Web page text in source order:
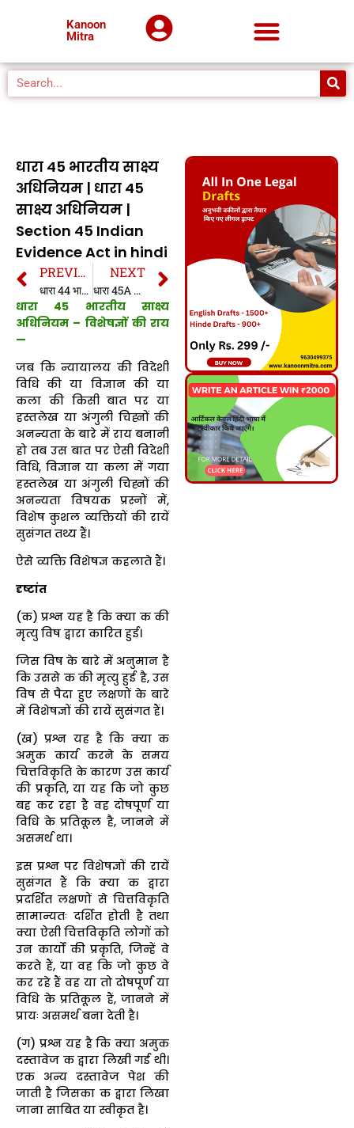
Kanoon
Mitra
धारा 45 भारतीय साक्ष्य
अधिनियम | धारा 45
साक्ष्य अधिनियम |
Section 45 Indian
Evidence Act in hindi
PREVIOUS
धारा 44 भारतीय साक्ष्य अधिनियम | धारा 44 साक्ष्य अधिनियम | Section 44 Indian Evidence Act in hindi
NEXT
धारा 45A भारतीय साक्ष्य अधिनियम | धारा 45A साक्ष्य अधिनियम | Section 45A Indian Evidence Act in hindi
धारा 45 भारतीय साक्ष्य
अधिनियम – विशेषज्ञों की राय
—
जब कि न्यायालय की विदेशी
विधि की या विज्ञान की या
कला की किसी बात पर या
हस्तलेख या अंगुली चिह्नों की
अनन्यता के बारे में राय बनानी
हो तब उस बात पर ऐसी विदेशी
विधि, विज्ञान या कला में गया
हस्तलेख या अंगुली चिह्नों की
अनन्यता विषयक प्रस्नों में,
विशेष कुशल व्यक्तियों की रायें
सुसंगत तथ्य हैं।
ऐसे व्यक्ति विशेषज्ञ कहलाते हैं।
दृष्टांत
(क) प्रश्न यह है कि क्या क की
मृत्यु विष द्वारा कारित हुई।
जिस विष के बारे में अनुमान है
कि उससे क की मृत्यु हुई है, उस
विष से पैदा हुए लक्षणों के बारे
में विशेषज्ञों की रायें सुसंगत हैं।
(ख) प्रश्न यह है कि क्या क
अमुक कार्य करने के समय
चित्तविकृति के कारण उस कार्य
की प्रकृति, या यह कि जो कुछ
बह कर रहा है वह दोषपूर्ण या
विधि के प्रतिकूल है, जानने में
असमर्थ था।
इस प्रश्न पर विशेषज्ञों की रायें
सुसंगत हैं कि क्या क द्वारा
प्रदर्शित लक्षणों से चित्तविकृति
सामान्यतः दर्शित होती है तथा
क्या ऐसी चित्तविकृति लोगों को
उन कार्यों की प्रकृति, जिन्हें वे
करते हैं, या वह कि जो कुछ वे
कर रहे हैं वह या तो दोषपूर्ण या
विधि के प्रतिकूल हैं, जानने में
प्रायः असमर्थ बना देती है।
(ग) प्रश्न यह है कि क्या अमुक
दस्तावेज क द्वारा लिखी गई थी।
एक अन्य दस्तावेज पेश की
जाती है जिसका क द्वारा लिखा
जाना साबित या स्वीकृत है।